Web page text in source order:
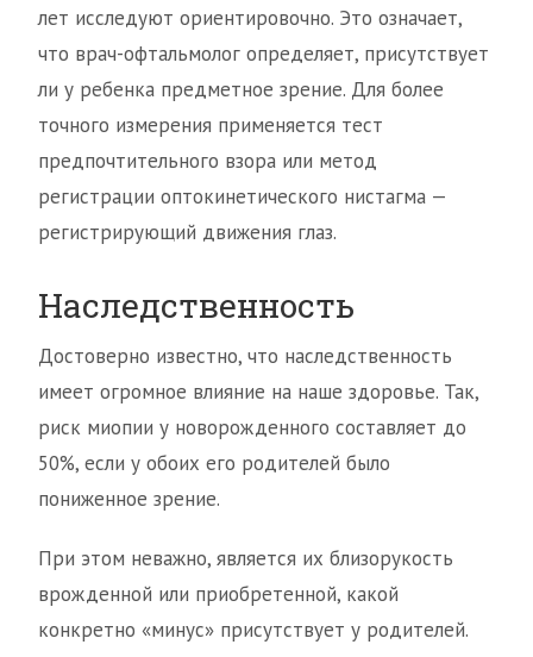
лет исследуют ориентировочно. Это означает,
что врач-офтальмолог определяет, присутствует
ли у ребенка предметное зрение. Для более
точного измерения применяется тест
предпочтительного взора или метод
регистрации оптокинетического нистагма —
регистрирующий движения глаз.
Наследственность
Достоверно известно, что наследственность
имеет огромное влияние на наше здоровье. Так,
риск миопии у новорожденного составляет до
50%, если у обоих его родителей было
пониженное зрение.
При этом неважно, является их близорукость
врожденной или приобретенной, какой
конкретно «минус» присутствует у родителей.